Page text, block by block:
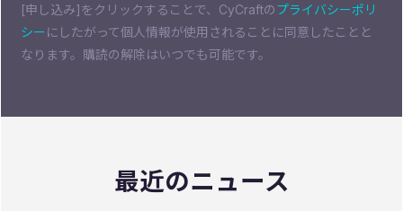
[申し込み]をクリックすることで、CyCraftのプライバシーポリ
シー にしたがって個人情報が使用されることに同意したことと
なります。購読の解除はいつでも可能です。
最近のニュース